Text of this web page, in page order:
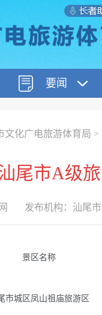
要闻
文化广电旅游体育局 >
尾市A级
发布机构： 汕尾
景区名称
市城区凤山祖庙旅游区